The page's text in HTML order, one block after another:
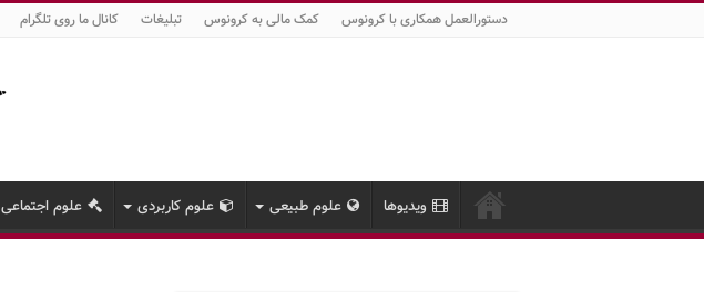
دستورالعمل همکاری با کرونوس کمک مالی به کرونوس تبلیغات کانال ما روی تلگرام
ویدیوها علوم طبیعی علوم کاربردی علوم اجتماعی